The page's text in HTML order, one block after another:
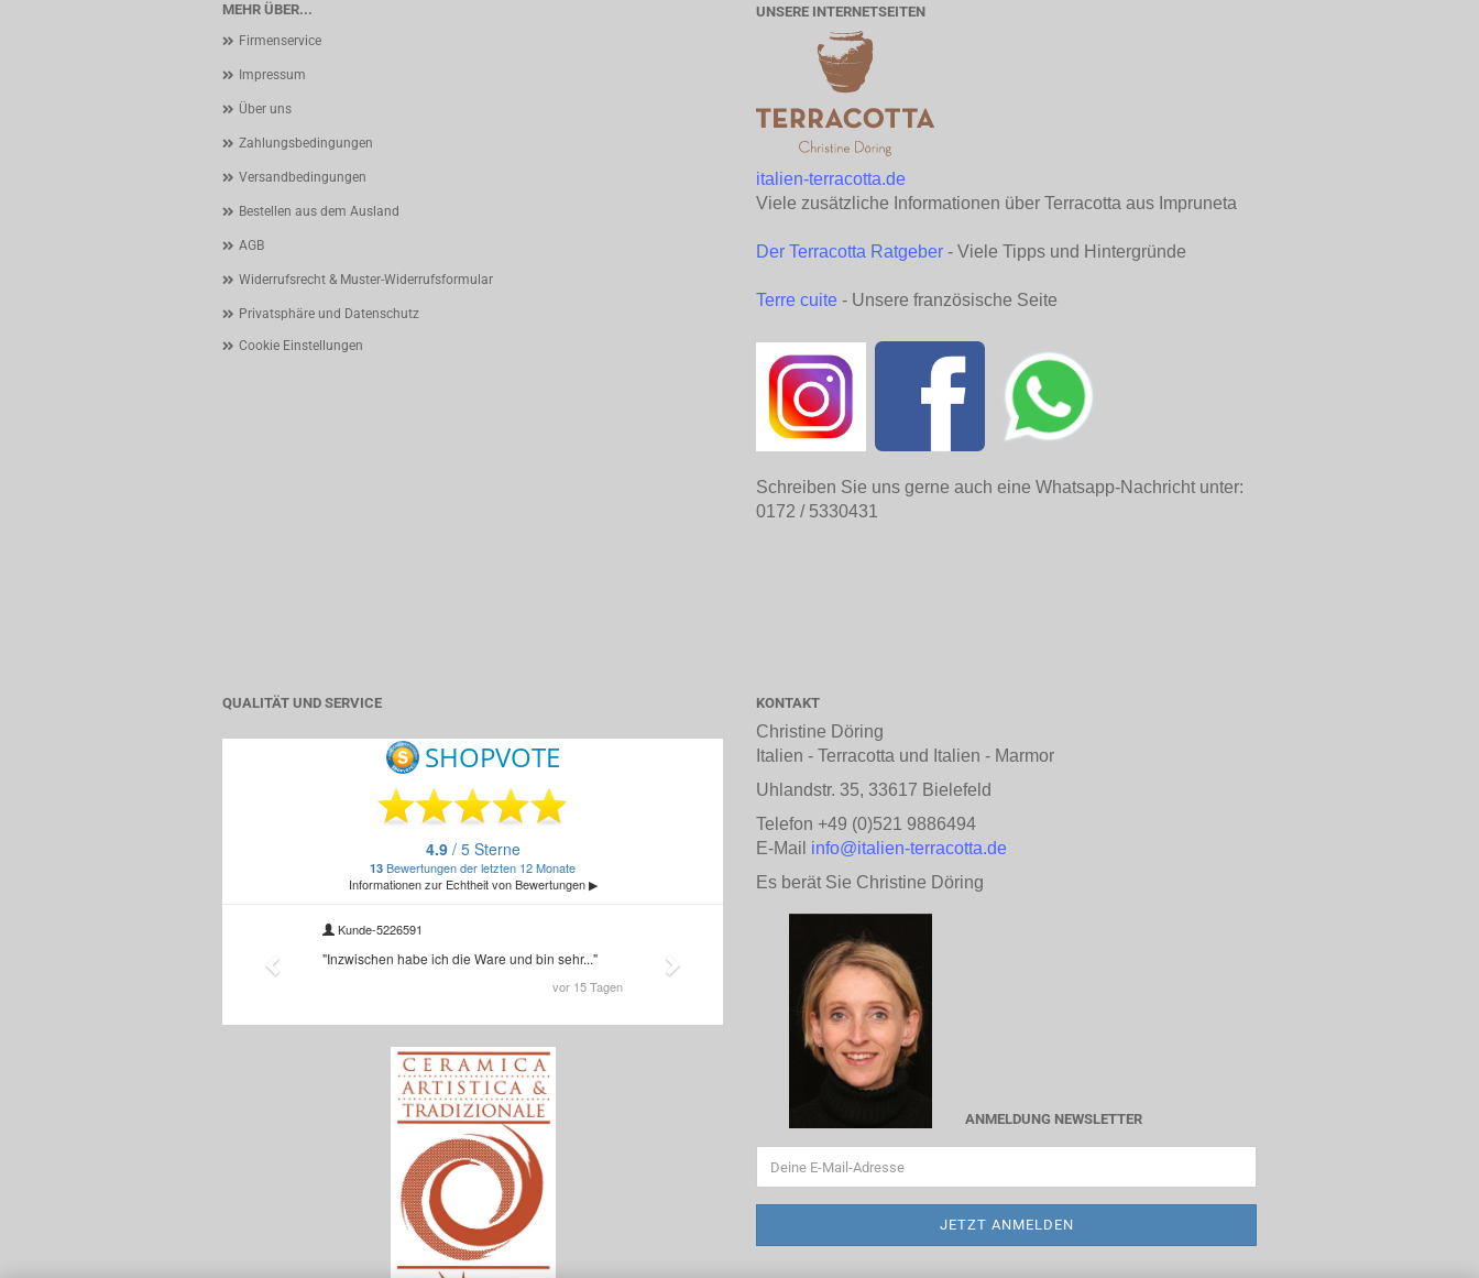
MEHR ÜBER...
Firmenservice
Impressum
Über uns
Zahlungsbedingungen
Versandbedingungen
Bestellen aus dem Ausland
AGB
Widerrufsrecht & Muster-Widerrufsformular
Privatsphäre und Datenschutz
Cookie Einstellungen
UNSERE INTERNETSEITEN
italien-terracotta.de
Viele zusätzliche Informationen über Terracotta aus Impruneta
Der Terracotta Ratgeber - Viele Tipps und Hintergründe
Terre cuite - Unsere französische Seite
Schreiben Sie uns gerne auch eine Whatsapp-Nachricht unter:
0172 / 5330431
QUALITÄT UND SERVICE KONTAKT
Christine Döring
Italien - Terracotta und Italien - Marmor
Uhlandstr. 35, 33617 Bielefeld
Telefon +49 (0)521 9886494
E-Mail info@italien-terracotta.de
Es berät Sie Christine Döring
ANMELDUNG NEWSLETTER